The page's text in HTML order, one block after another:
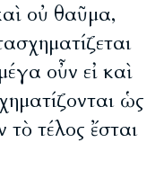
οὐ θαῦμα,
οὖν εἰ καὶ
ὡς
τὸ τέλος ἔσται